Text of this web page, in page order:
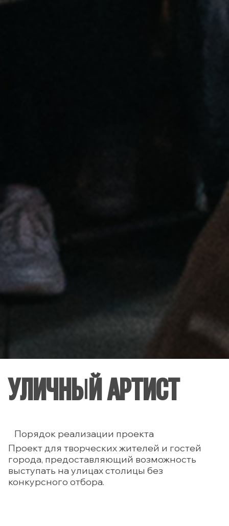
УЛИЧНЫЙ АРТИСТ
Порядок реализации проекта
Проект для творческих жителей и гостей
города, предоставляющий возможность
выступать на улицах столицы без
конкурсного отбора.